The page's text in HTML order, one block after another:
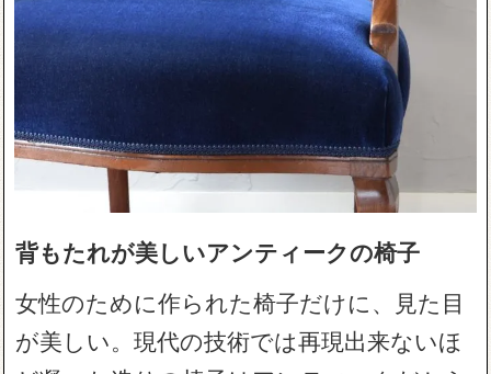
背もたれが美しいアンティークの椅子
女性のために作られた椅子だけに、見た目
が美しい。現代の技術では再現出来ないほ